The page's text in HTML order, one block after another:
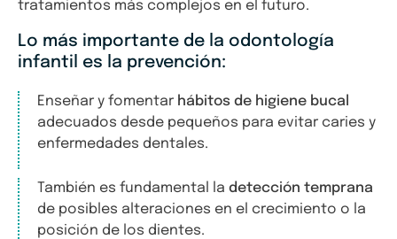
tratamientos más complejos en el futuro.
Lo más importante de la odontología
infantil es la prevención:
Enseñar y fomentar hábitos de higiene bucal
adecuados desde pequeños para evitar caries y
enfermedades dentales.
También es fundamental la detección temprana
de posibles alteraciones en el crecimiento o la
posición de los dientes.